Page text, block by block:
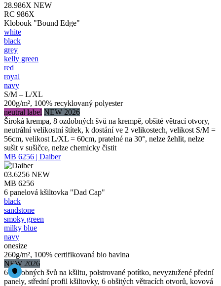
28.986X NEW
RC 986X
Klobouk "Bound Edge"
white
black
grey
kelly green
red
royal
navy
S/M – L/XL
200g/m², 100% recyklovaný polyester
neutral label NEW 2026
Široká krempa, 8 ozdobných švů na krempě, obšité větrací otvory,
neutrální velikostní štítek, k dostání ve 2 velikostech, velikost S/M =
56cm, velikost L/XL = 60cm, pratelné na 30°, nelze žehlit, nelze
sušit v sušičce, nelze chemicky čistit
MB 6256 | Daiber
03.6256 NEW
MB 6256
6 panelová kšiltovka "Dad Cap"
black
sandstone
smoky green
milky blue
navy
onesize
260g/m², 100% certifikovaná bio bavlna
NEW 2026
6 ozdobných švů na kšiltu, polstrované potítko, nevyztužené přední
panely, střední profil kšiltovky, 6 obšitých větracích otvorů, kovová